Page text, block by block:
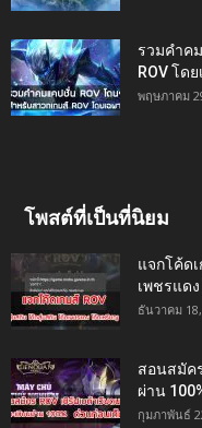
รวมคำค
ROV โด
พฤษภาคม
โพสต์ที่เป็นที่นิยม
แจกโค้ด
เพชรแด
ธันวาคม
สอนสมัค
ผ่าน
กุมภาพันธ์